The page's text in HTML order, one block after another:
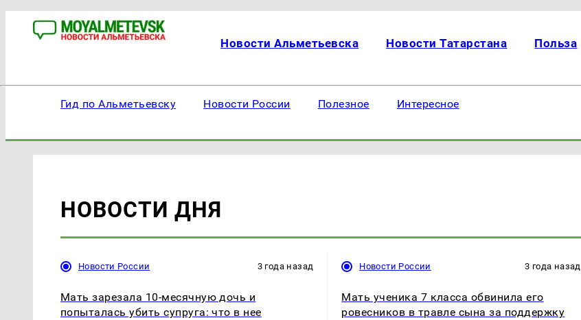
Новости Альметьевска Новости Татарстана Польза
Гид по Альметьевску Новости России Полезное Интересное
НОВОСТИ ДНЯ
Новости России 3 года назад
Мать зарезала 10-месячную дочь и
попыталась убить супруга: что в нее
Новости России 3 года назад
Мать ученика 7 класса обвинила его
ровесников в травле сына за поддержку